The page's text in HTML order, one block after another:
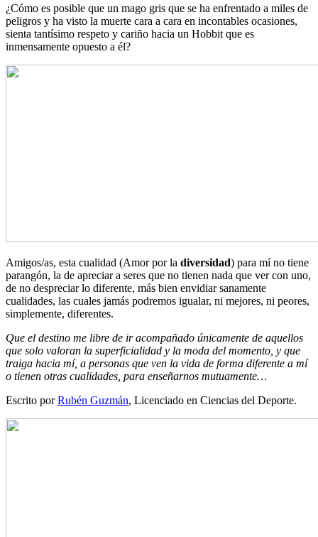
¿Cómo es posible que un mago gris que se ha enfrentado a miles de
peligros y ha visto la muerte cara a cara en incontables ocasiones,
sienta tantísimo respeto y cariño hacia un Hobbit que es
inmensamente opuesto a él?
Amigos/as, esta cualidad (Amor por la diversidad) para mí no tiene
parangón, la de apreciar a seres que no tienen nada que ver con uno,
de no despreciar lo diferente, más bien envidiar sanamente
cualidades, las cuales jamás podremos igualar, ni mejores, ni peores,
simplemente, diferentes.
Que el destino me libre de ir acompañado únicamente de aquellos
que solo valoran la superficialidad y la moda del momento, y que
traiga hacia mí, a personas que ven la vida de forma diferente a mí
o tienen otras cualidades, para enseñarnos mutuamente…
Escrito porRubén Guzmán, Licenciado en Ciencias del Deporte.